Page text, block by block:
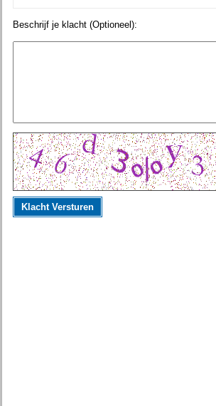
Beschrijf je klacht (Optioneel):
Klacht Versturen